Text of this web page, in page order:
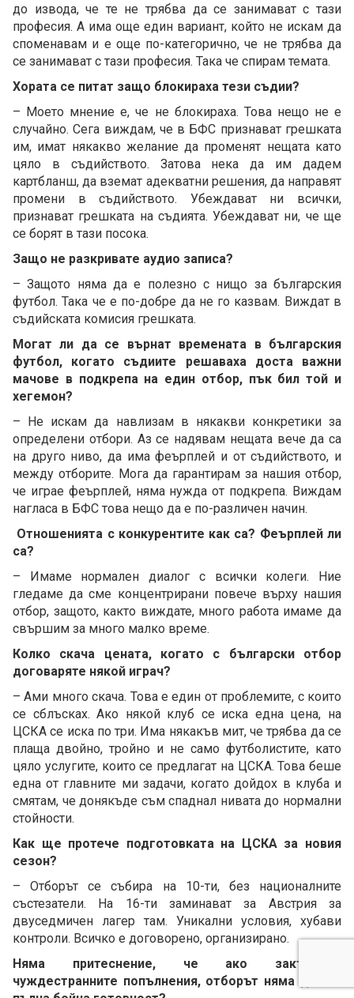
до извода, че те не трябва да се занимават с тази
професия. А има още един вариант, който не искам да
споменавам и е още по-категорично, че не трябва да
се занимават с тази професия. Така че спирам темата.
Хората се питат защо блокираха тези съдии?
– Моето мнение е, че не блокираха. Това нещо не е
случайно. Сега виждам, че в БФС признават грешката
им, имат някакво желание да променят нещата като
цяло в съдийството. Затова нека да им дадем
картбланш, да вземат адекватни решения, да направят
промени в съдийството. Убеждават ни всички,
признават грешката на съдията. Убеждават ни, че ще
се борят в тази посока.
Защо не разкривате аудио записа?
– Защото няма да е полезно с нищо за българския
футбол. Така че е по-добре да не го казвам. Виждат в
съдийската комисия грешката.
Могат ли да се върнат времената в българския
футбол, когато съдиите решаваха доста важни
мачове в подкрепа на един отбор, пък бил той и
хегемон?
– Не искам да навлизам в някакви конкретики за
определени отбори. Аз се надявам нещата вече да са
на друго ниво, да има феърплей и от съдийството, и
между отборите. Мога да гарантирам за нашия отбор,
че играе феърплей, няма нужда от подкрепа. Виждам
нагласа в БФС това нещо да е по-различен начин.
Отношенията с конкурентите как са? Феърплей ли
са?
– Имаме нормален диалог с всички колеги. Ние
гледаме да сме концентрирани повече върху нашия
отбор, защото, както виждате, много работа имаме да
свършим за много малко време.
Колко скача цената, когато с български отбор
договаряте някой играч?
– Ами много скача. Това е един от проблемите, с които
се сблъсках. Ако някой клуб се иска една цена, на
ЦСКА се иска по три. Има някакъв мит, че трябва да се
плаща двойно, тройно и не само футболистите, като
цяло услугите, които се предлагат на ЦСКА. Това беше
една от главните ми задачи, когато дойдох в клуба и
смятам, че донякъде съм спаднал нивата до нормални
стойности.
Как ще протече подготовката на ЦСКА за новия
сезон?
– Отборът се събира на 10-ти, без националните
състезатели. На 16-ти заминават за Австрия за
двуседмичен лагер там. Уникални условия, хубави
контроли. Всичко е договорено, организирано.
Няма притеснение, че ако закъснеят
чуждестранните попълнения, отборът няма да е в